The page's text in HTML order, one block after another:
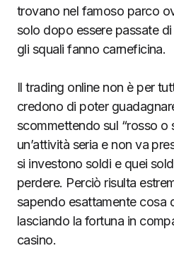
trovano nel famoso parco
solo dopo essere passate
gli squali fanno carneficina.
Il trading online non è per
credono di poter
scommettendo sul “rosso o
un’attività seria e non va
si investono soldi e quei
perdere. Perciò risulta
sapendo esattamente cosa
lasciando la fortuna in
casino.